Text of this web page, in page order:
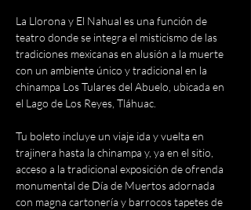
La Llorona y El Nahual es una función de
teatro donde se integra el misticismo de las
tradiciones mexicanas en alusión a la muerte
con un ambiente único y tradicional en la
chinampa Los Tulares del Abuelo, ubicada en
el Lago de Los Reyes, Tláhuac.
Tu boleto incluye un viaje ida y vuelta en
trajinera hasta la chinampa y, ya en el sitio,
acceso a la tradicional exposición de ofrenda
monumental de Día de Muertos adornada
con magna cartonería y barrocos tapetes de